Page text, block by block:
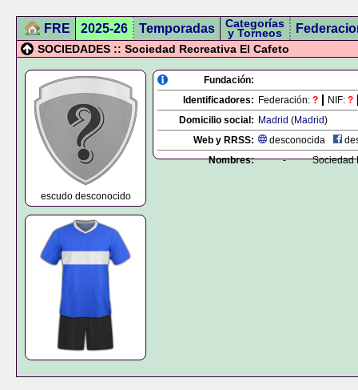
FRE 2025-26 Temporadas Categorías
y Torneos
SOCIEDADES :: Sociedad Recreativa El Cafeto
escudo desconocido
Fundación:
Identificadores: Federación: ? NIF: ?
Domicilio social: Madrid (Madrid)
Web y RRSS:
desconocida
Nombres:
- Sociedad